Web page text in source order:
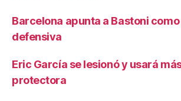
Barcelona apunta a Bastoni
defensiva
Eric García se lesionó y usará
protectora